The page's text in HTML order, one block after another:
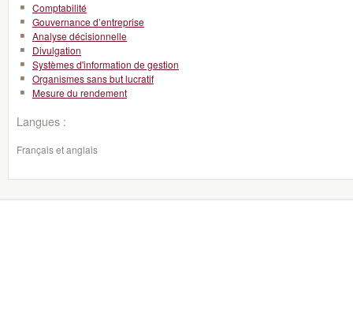
Comptabilité
Gouvernance d’entreprise
Analyse décisionnelle
Divulgation
Systèmes d'information de gestion
Organismes sans but lucratif
Mesure du rendement
Langues :
Français et anglais